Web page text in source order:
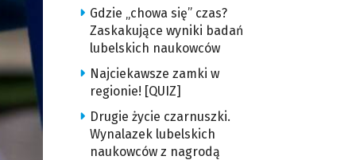
Gdzie „chowa się” czas?
Zaskakujące wyniki badań
lubelskich naukowców
Najciekawsze zamki w
regionie! [QUIZ]
Drugie życie czarnuszki.
Wynalazek lubelskich
naukowców z nagrodą